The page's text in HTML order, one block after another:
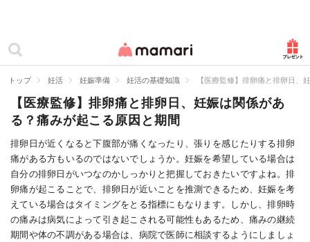
ママリ
カテゴリー一覧
妊娠
出産
赤ちゃん・育児
子育て・家族
病院
トップ 妊活 妊娠準備 妊活の基礎知識 【医療監修】排卵痛と排卵日
【医療監修】排卵痛と排卵日、妊娠は関係があ
る？痛みが起こる原因と期間
排卵日が近くなると下腹部が痛くなったり、張りを感じたりする排卵
痛がある方もいるのではないでしょうか。妊娠を希望している場合は
自分の排卵日がいつなのかしっかりと把握しておきたいですよね。排
卵痛が起こることで、排卵日が近いことを推測できるため、妊娠を考
えている場合はタイミングをとる指標にもなります。しかし、排卵時
の痛みは病気によって引き起こされる可能性もあるため、痛みの継続
期間や体の不調がある場合は、病院で医師に相談するようにしましょ